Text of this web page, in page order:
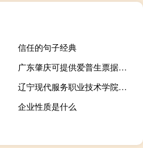
信任的句子经典
广东肇庆可提供爱普生票据打印机维修服务地址在哪
辽宁现代服务职业技术学院重点专业有哪些
企业性质是什么